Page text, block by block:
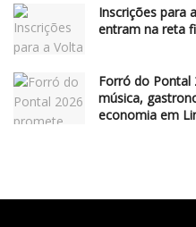
Inscrições para
entram na reta
Forró do Pontal
música,
economia em